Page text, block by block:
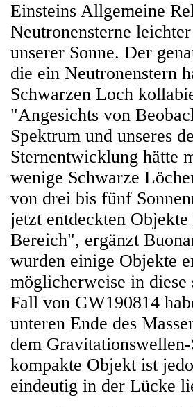
Einsteins Allgemeine
Neutronensterne
unserer Sonne. Der
die ein Neutronenstern
Schwarzen Loch
"Angesichts von
Spektrum und unseres
Sternentwicklung hätte
wenige Schwarze
von drei bis fünf
jetzt entdeckten
Bereich", ergänzt
wurden einige Objekte
möglicherweise in
Fall von GW190814
unteren Ende des
dem
kompakte Objekt ist
eindeutig in der Lücke